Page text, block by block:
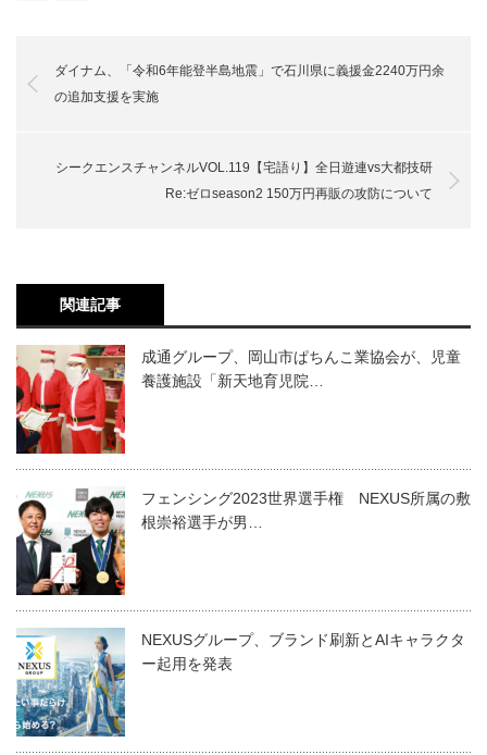
ダイナム、「令和6年能登半島地震」で石川県に義援金2240万円余
の追加支援を実施
シークエンスチャンネルVOL.119【宅語り】全日遊連vs大都技研
Re:ゼロseason2 150万円再販の攻防について
関連記事
成通グループ、岡山市ぱちんこ業協会が、児童
養護施設「新天地育児院…
フェンシング2023世界選手権 NEXUS所属の敷
根崇裕選手が男…
NEXUSグループ、ブランド刷新とAIキャラクタ
ー起用を発表